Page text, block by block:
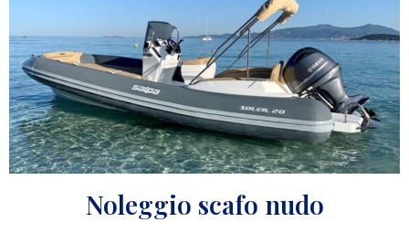
Noleggio scafo nudo